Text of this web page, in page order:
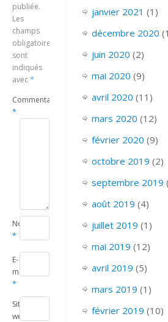
publiée.
Les
champs
obligatoires
sont
indiqués
avec*
Commentaire
*
Nom
*
E-
mail
*
Site
web
janvier 2021 (1)
décembre 2020
juin 2020 (2)
mai 2020 (9)
avril 2020 (11)
mars 2020 (12)
février 2020 (9)
octobre 2019 (2)
septembre 2019
août 2019 (4)
juillet 2019 (1)
mai 2019 (12)
avril 2019 (5)
mars 2019 (1)
février 2019 (10)